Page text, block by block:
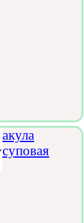
акула
суповая